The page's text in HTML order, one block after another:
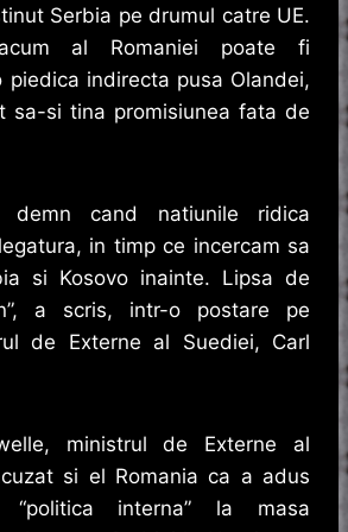
Serbia pe drumul catre UE.
al Romaniei poate fi
piedica indirecta pusa Olandei,
sa-si tina promisiunea fata de
cand natiunile ridica
in timp ce incercam sa
si Kosovo inainte. Lipsa de
a scris, intr-o postare pe
de Externe al Suediei, Carl
ministrul de Externe al
si el Romania ca a adus
“politica interna” la masa